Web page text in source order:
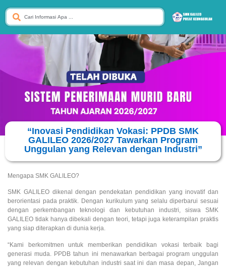
“Inovasi Pendidikan Vokasi: PPDB SMK
GALILEO 2026/2027 Tawarkan Program
Unggulan yang Relevan dengan Industri”
Mengapa SMK GALILEO?
SMK GALILEO dikenal dengan pendekatan pendidikan yang inovatif dan
berorientasi pada praktik. Dengan kurikulum yang selalu diperbarui sesuai
dengan perkembangan teknologi dan kebutuhan industri, siswa SMK
GALILEO tidak hanya dibekali dengan teori, tetapi juga keterampilan praktis
yang siap diterapkan di dunia kerja.
“Kami berkomitmen untuk memberikan pendidikan vokasi terbaik bagi
generasi muda. PPDB tahun ini menawarkan berbagai program unggulan
yang relevan dengan kebutuhan industri saat ini dan masa depan, Jangan